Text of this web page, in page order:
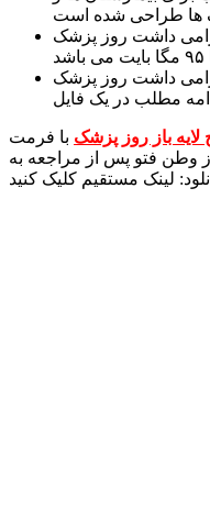
داشت روز پزشک
گرامی داشت روز پزشک
باز روز پزشک با فرمت psd و کیفیت بالا از
وطن فتو پس از مراجعه به